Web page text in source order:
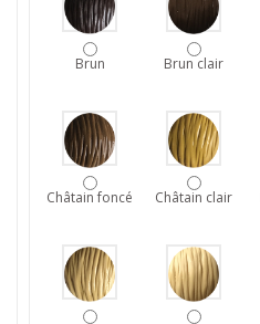
Brun Brun clair
Châtain foncé Châtain clair